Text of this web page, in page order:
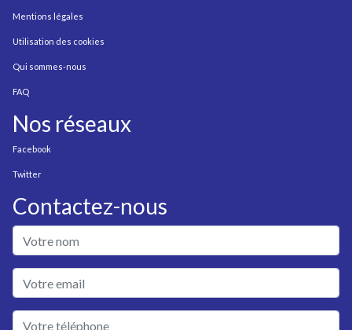
Mentions légales
Utilisation des cookies
Qui sommes-nous
FAQ
Nos réseaux
Facebook
Twitter
Contactez-nous